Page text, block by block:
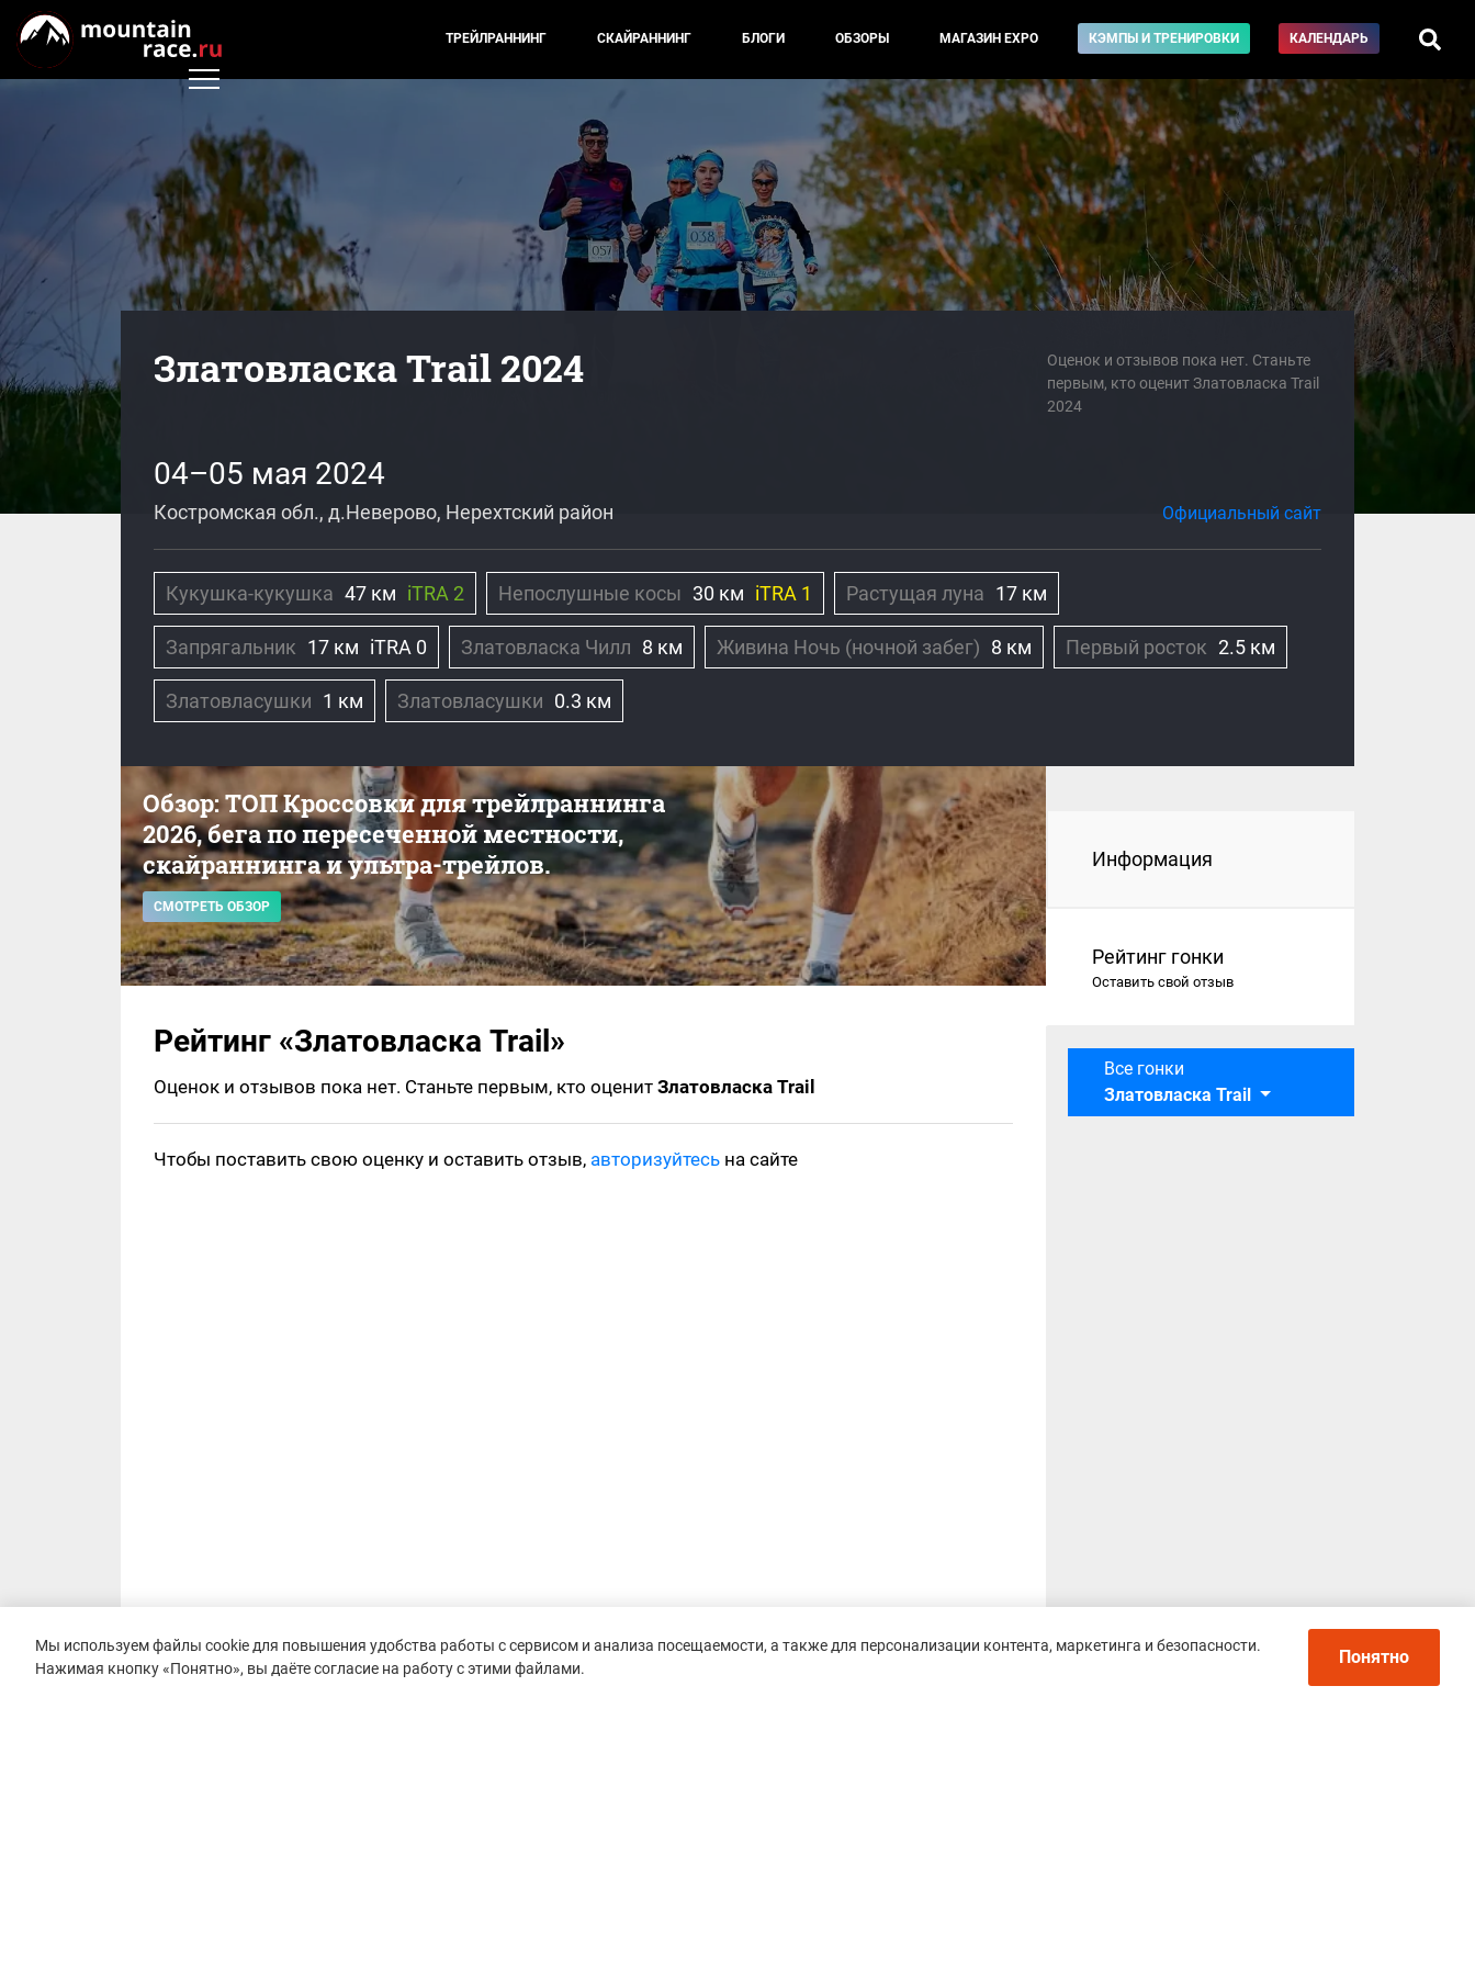
ТРЕЙЛРАННИНГ СКАЙРАННИНГ БЛОГИ ОБЗОРЫ МАГАЗИН EXPO КЭМПЫ И ТРЕНИРОВКИ КАЛЕНДАРЬ
Златовласка Trail 2024
Оценок и отзывов пока нет. Станьте
первым, кто оценит Златовласка Trail
2024
04–05 мая 2024
Костромская обл., д.Неверово, Нерехтский район Официальный сайт
Кукушка-кукушка 47 км iTRA 2 Непослушные косы 30 км iTRA 1 Растущая луна 17 км
Запрягальник 17 км iTRA 0 Златовласка Чилл 8 км Живина Ночь (ночной забег) 8 км Первый росток 2.5 км
Златовласушки 1 км Златовласушки 0.3 км
Обзор: ТОП Кроссовки для трейлраннинга
2026, бега по пересеченной местности,
скайраннинга и ультра-трейлов.
СМОТРЕТЬ ОБЗОР
Рейтинг «Златовласка Trail»
Оценок и отзывов пока нет. Станьте первым, кто оценит Златовласка Trail
Чтобы поставить свою оценку и оставить отзыв, авторизуйтесь на сайте
Информация
Рейтинг гонки
Оставить свой отзыв
Все гонки
Златовласка Trail
Мы используем файлы cookie для повышения удобства работы с сервисом и анализа посещаемости, а также для персонализации контента, маркетинга и безопасности.
Нажимая кнопку «Понятно», вы даёте согласие на работу с этими файлами.
Понятно